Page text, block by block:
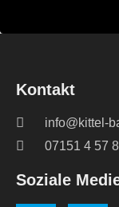
Kontakt
info@kittel-
07151 4 57
Soziale